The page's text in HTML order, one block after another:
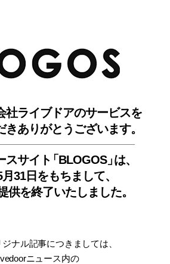
社ライブドアのサービスを
きありがとうございます。
スサイ ト「BLOGOS」は、
月31日をもちまして、
供を終了いたしました。
ナル記事につきましては
ニュース内の